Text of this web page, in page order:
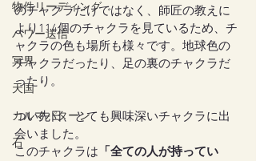
物件リーディング
パワー送信
冥界
天国
カルマパターン
石
のチャクラだけではなく、師匠の教えに
より114個のチャクラを見ているため、チ
ャクラの色も場所も様々です。地球色の
チャクラだったり、足の裏のチャクラだ
ったり。
つい先日、とても興味深いチャクラに出
会いました。
このチャクラは 「全ての人が持ってい